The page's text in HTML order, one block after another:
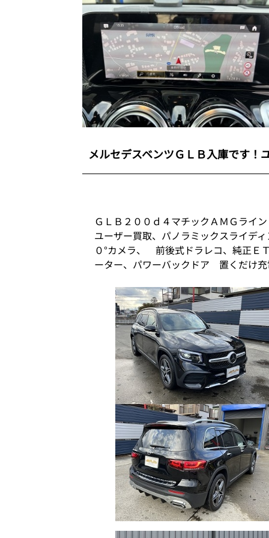
メルセデスベンツＧＬＢ入庫です！
ＧＬＢ２００ｄ４マチックＡＭＧ
ユーザー買取、パノラミックスライデ
０°カメラ、 前後式ドラレコ、純正Ｅ
ーター、パワーバックドア 置くだけ